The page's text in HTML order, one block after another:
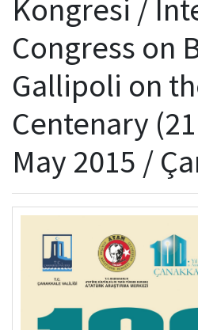
Kongresi /
Congress on
Gallipoli on
Centenary
May 2015 /
Kamu Hizmet Standartları
Hizmet Envanteri
Ödüller
Başvurular